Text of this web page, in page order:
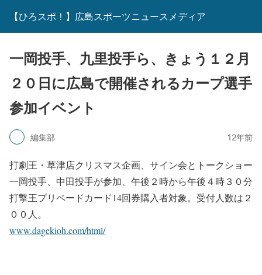
【ひろスポ！】広島スポーツニュースメディア
一岡投手、九里投手ら、きょう１２月
２０日に広島で開催されるカープ選手
参加イベント
編集部 12年前
打劇王・草津店クリスマス企画、サイン会とトークショー
一岡投手、中田投手が参加、午後２時から午後４時３０分
打撃王プリペードカード14回券購入者対象。受付人数は２
００人。
www.dagekioh.com/html/